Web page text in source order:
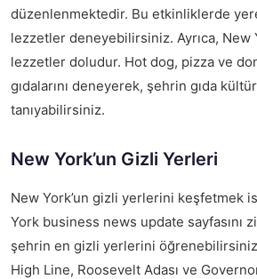
düzenlenmektedir. Bu etkinliklerde
lezzetler deneyebilirsiniz. Ayrıca, New
lezzetler doludur. Hot dog, pizza ve
gıdalarını deneyerek, şehrin gıda
tanıyabilirsiniz.
New York’un Gizli Yerleri
New York’un gizli yerlerini keşfetmek
York business news update sayfasını
şehrin en gizli yerlerini
High Line, Roosevelt Adası ve